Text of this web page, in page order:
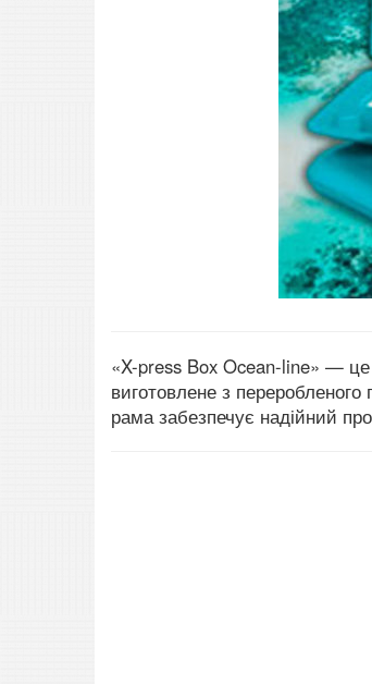
«X-press Box Ocean-line» —
виготовлене з
рама забезпечує надійний